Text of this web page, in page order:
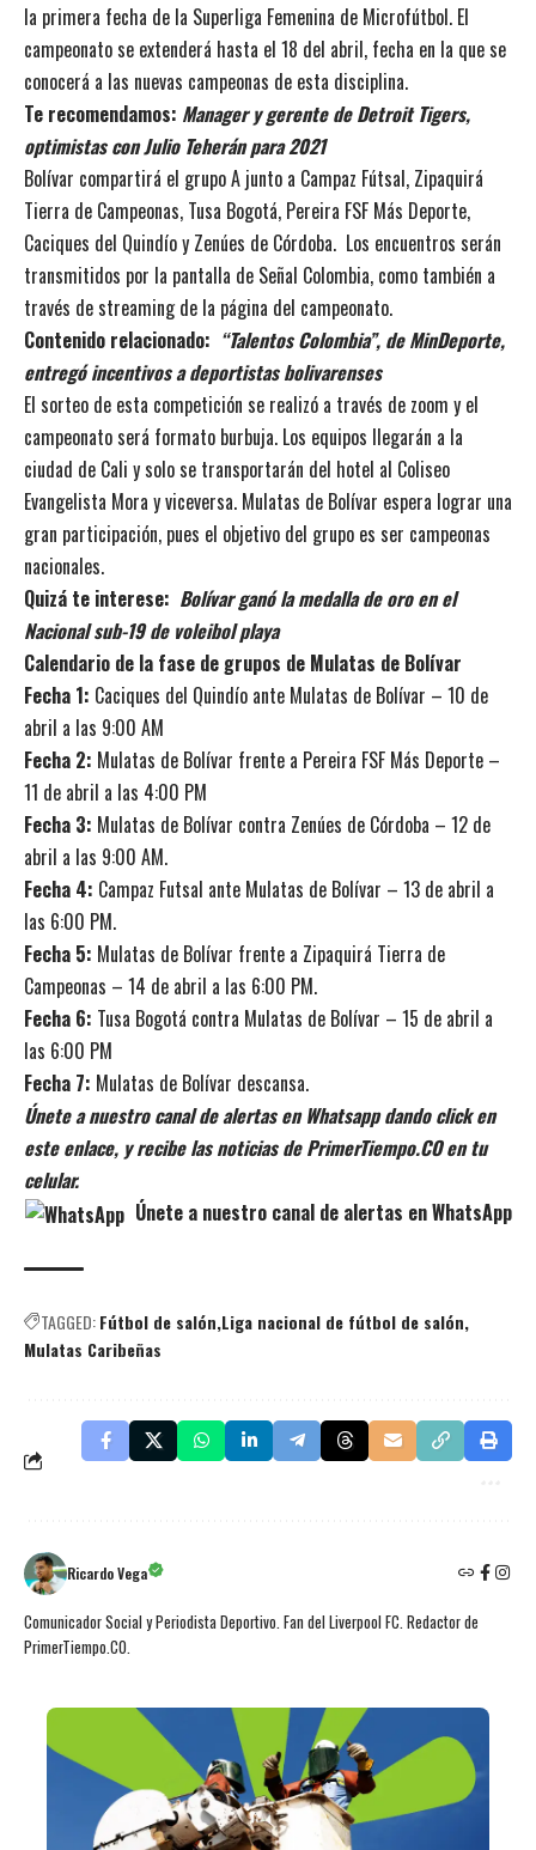
la primera fecha de la Superliga Femenina de Microfútbol. El
campeonato se extenderá hasta el 18 del abril, fecha en la que se
conocerá a las nuevas campeonas de esta disciplina.
Te recomendamos: Manager y gerente de Detroit Tigers,
optimistas con Julio Teherán para 2021
Bolívar compartirá el grupo A junto a Campaz Fútsal, Zipaquirá
Tierra de Campeonas, Tusa Bogotá, Pereira FSF Más Deporte,
Caciques del Quindío y Zenúes de Córdoba. Los encuentros serán
transmitidos por la pantalla de Señal Colombia, como también a
través de streaming de la página del campeonato.
Contenido relacionado: “Talentos Colombia”, de MinDeporte,
entregó incentivos a deportistas bolivarenses
El sorteo de esta competición se realizó a través de zoom y el
campeonato será formato burbuja. Los equipos llegarán a la
ciudad de Cali y solo se transportarán del hotel al Coliseo
Evangelista Mora y viceversa. Mulatas de Bolívar espera lograr una
gran participación, pues el objetivo del grupo es ser campeonas
nacionales.
Quizá te interese: Bolívar ganó la medalla de oro en el
Nacional sub-19 de voleibol playa
Calendario de la fase de grupos de Mulatas de Bolívar
Fecha 1: Caciques del Quindío ante Mulatas de Bolívar – 10 de
abril a las 9:00 AM
Fecha 2: Mulatas de Bolívar frente a Pereira FSF Más Deporte –
11 de abril a las 4:00 PM
Fecha 3: Mulatas de Bolívar contra Zenúes de Córdoba – 12 de
abril a las 9:00 AM.
Fecha 4: Campaz Futsal ante Mulatas de Bolívar – 13 de abril a
las 6:00 PM.
Fecha 5: Mulatas de Bolívar frente a Zipaquirá Tierra de
Campeonas – 14 de abril a las 6:00 PM.
Fecha 6: Tusa Bogotá contra Mulatas de Bolívar – 15 de abril a
las 6:00 PM
Fecha 7: Mulatas de Bolívar descansa.
Únete a nuestro canal de alertas en Whatsapp dando click en
este enlace, y recibe las noticias de PrimerTiempo.CO en tu
celular.
Únete a nuestro canal de alertas en WhatsApp
TAGGED:Fútbol de salón Liga nacional de fútbol de salón
Mulatas Caribeñas
Ricardo Vega
Comunicador Social y Periodista Deportivo. Fan del Liverpool FC. Redactor de
PrimerTiempo.CO.